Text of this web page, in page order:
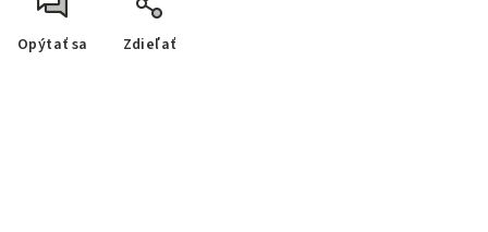
Opýtať sa Zdieľať